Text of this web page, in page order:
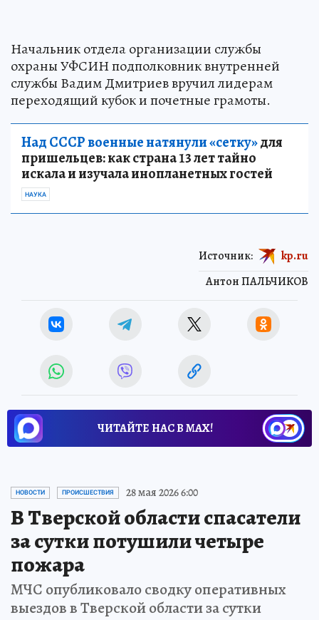
Начальник отдела организации службы
охраны УФСИН подполковник внутренней
службы Вадим Дмитриев вручил лидерам
переходящий кубок и почетные грамоты.
Над СССР военные натянули «сетку»для
пришельцев: как страна 13 лет тайно
искала и изучала инопланетных гостей
НАУКА
Антон ПАЛЬЧИКОВ
Источник: kp.ru
ЧИТАЙТЕ НАС В МАХ!
НОВОСТИ ПРОИСШЕСТВИЯ 28 мая 2026 6:00
В Тверской области спасатели
за сутки потушили четыре
пожара
МЧС опубликовало сводку оперативных
выездов в Тверской области за сутки